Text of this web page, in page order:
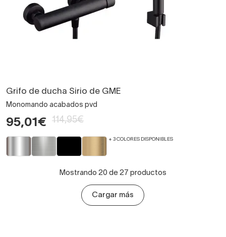
Grifo de ducha Sirio de GME
Monomando acabados pvd
95,01€ 114,95€
+ 3 COLORES DISPONIBLES
Mostrando 20 de 27 productos
Cargar más